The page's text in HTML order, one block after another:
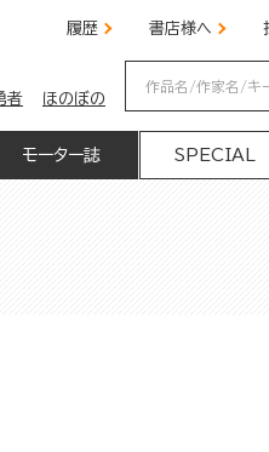
履歴 書店様へ
者 ほのぼの
モーター誌 SPECIAL